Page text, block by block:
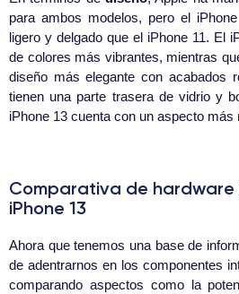
para ambos modelos, pero el
ligero y delgado que el iPhone 11. El
de colores más vibrantes, mientras
diseño más elegante con acabados
tienen una parte trasera de vidrio y
iPhone 13 cuenta con un aspecto
Comparativa de hardware
iPhone 13
Ahora que tenemos una base de
de adentrarnos en los componentes
comparando aspectos como la